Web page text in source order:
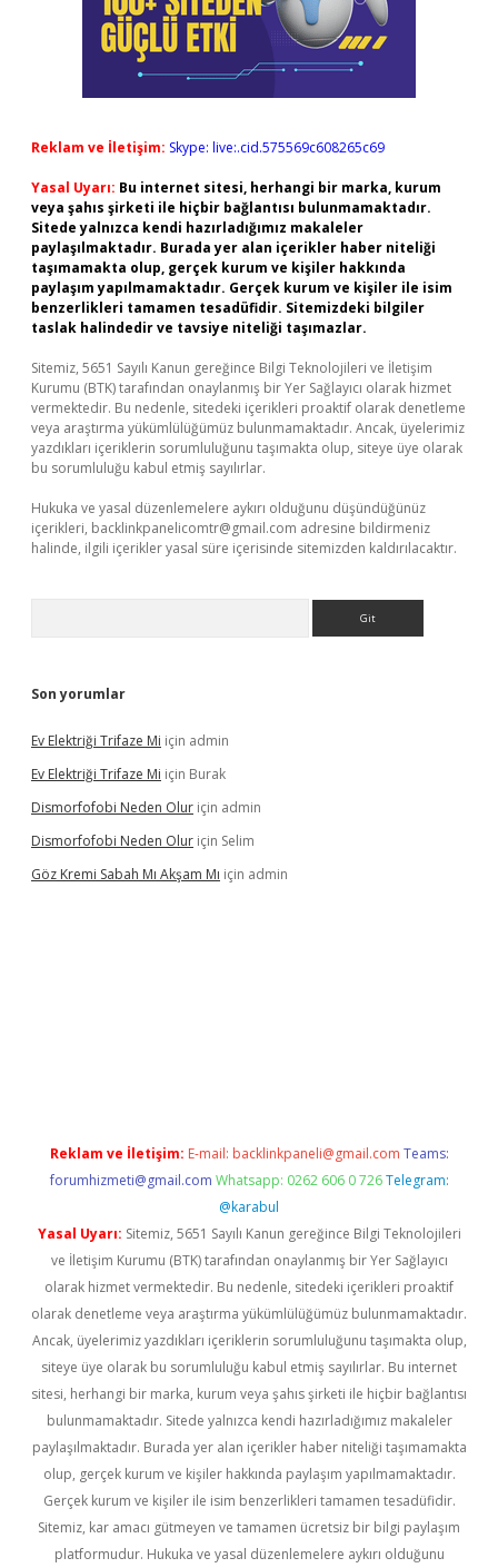
Reklam ve İletişim: Skype: live:.cid.575569c608265c69
Yasal Uyarı: Bu internet sitesi, herhangi bir marka, kurum
veya şahıs şirketi ile hiçbir bağlantısı bulunmamaktadır.
Sitede yalnızca kendi hazırladığımız makaleler
paylaşılmaktadır. Burada yer alan içerikler haber niteliği
taşımamakta olup, gerçek kurum ve kişiler hakkında
paylaşım yapılmamaktadır. Gerçek kurum ve kişiler ile isim
benzerlikleri tamamen tesadüfidir. Sitemizdeki bilgiler
taslak halindedir ve tavsiye niteliği taşımazlar.
Sitemiz, 5651 Sayılı Kanun gereğince Bilgi Teknolojileri ve İletişim
Kurumu (BTK) tarafından onaylanmış bir Yer Sağlayıcı olarak hizmet
vermektedir. Bu nedenle, sitedeki içerikleri proaktif olarak denetleme
veya araştırma yükümlülüğümüz bulunmamaktadır. Ancak, üyelerimiz
yazdıkları içeriklerin sorumluluğunu taşımakta olup, siteye üye olarak
bu sorumluluğu kabul etmiş sayılırlar.
Hukuka ve yasal düzenlemelere aykırı olduğunu düşündüğünüz
içerikleri, backlinkpanelicomtr@gmail.com adresine bildirmeniz
halinde, ilgili içerikler yasal süre içerisinde sitemizden kaldırılacaktır.
Son yorumlar
Ev Elektriği Trifaze Mi için admin
Ev Elektriği Trifaze Mi için Burak
Dismorfofobi Neden Olur için admin
Dismorfofobi Neden Olur için Selim
Göz Kremi Sabah Mı Akşam Mı için admin
Reklam ve İletişim: E-mail: backlinkpaneli@gmail.com Teams:
forumhizmeti@gmail.com Whatsapp: 0262 606 0 726 Telegram:
@karabul
Yasal Uyarı: Sitemiz, 5651 Sayılı Kanun gereğince Bilgi Teknolojileri
ve İletişim Kurumu (BTK) tarafından onaylanmış bir Yer Sağlayıcı
olarak hizmet vermektedir. Bu nedenle, sitedeki içerikleri proaktif
olarak denetleme veya araştırma yükümlülüğümüz bulunmamaktadır.
Ancak, üyelerimiz yazdıkları içeriklerin sorumluluğunu taşımakta olup,
siteye üye olarak bu sorumluluğu kabul etmiş sayılırlar. Bu internet
sitesi, herhangi bir marka, kurum veya şahıs şirketi ile hiçbir bağlantısı
bulunmamaktadır. Sitede yalnızca kendi hazırladığımız makaleler
paylaşılmaktadır. Burada yer alan içerikler haber niteliği taşımamakta
olup, gerçek kurum ve kişiler hakkında paylaşım yapılmamaktadır.
Gerçek kurum ve kişiler ile isim benzerlikleri tamamen tesadüfidir.
Sitemiz, kar amacı gütmeyen ve tamamen ücretsiz bir bilgi paylaşım
platformudur. Hukuka ve yasal düzenlemelere aykırı olduğunu